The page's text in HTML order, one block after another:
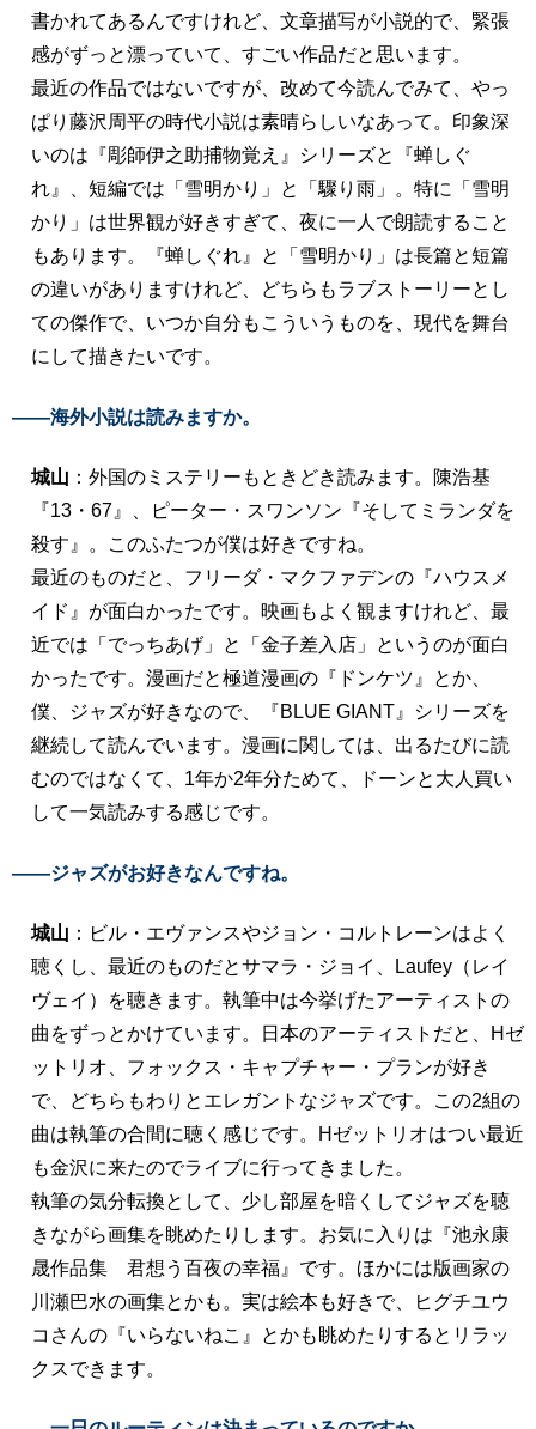
書かれてあるんですけれど、文章描写が小説的で、緊張
感がずっと漂っていて、すごい作品だと思います。
最近の作品ではないですが、改めて今読んでみて、やっ
ぱり藤沢周平の時代小説は素晴らしいなあって。印象深
いのは『彫師伊之助捕物覚え』シリーズと『蝉しぐ
れ』、短編では「雪明かり」と「驟り雨」。特に「雪明
かり」は世界観が好きすぎて、夜に一人で朗読すること
もあります。『蝉しぐれ』と「雪明かり」は長篇と短篇
の違いがありますけれど、どちらもラブストーリーとし
ての傑作で、いつか自分もこういうものを、現代を舞台
にして描きたいです。
――海外小説は読みますか。
城山 ：外国のミステリーもときどき読みます。陳浩基
『13・67』、ピーター・スワンソン『そしてミランダを
殺す』。このふたつが僕は好きですね。
最近のものだと、フリーダ・マクファデンの『ハウスメ
イド』が面白かったです。映画もよく観ますけれど、最
近では「でっちあげ」と「金子差入店」というのが面白
かったです。漫画だと極道漫画の『ドンケツ』とか、
僕、ジャズが好きなので、『BLUE GIANT』シリーズを
継続して読んでいます。漫画に関しては、出るたびに読
むのではなくて、1年か2年分ためて、ドーンと大人買い
して一気読みする感じです。
――ジャズがお好きなんですね。
城山 ：ビル・エヴァンスやジョン・コルトレーンはよく
聴くし、最近のものだとサマラ・ジョイ、Laufey（レイ
ヴェイ）を聴きます。執筆中は今挙げたアーティストの
曲をずっとかけています。日本のアーティストだと、Hゼ
ットリオ、フォックス・キャプチャー・プランが好き
で、どちらもわりとエレガントなジャズです。この2組の
曲は執筆の合間に聴く感じです。Hゼットリオはつい最近
も金沢に来たのでライブに行ってきました。
執筆の気分転換として、少し部屋を暗くしてジャズを聴
きながら画集を眺めたりします。お気に入りは『池永康
晟作品集 君想う百夜の幸福』です。ほかには版画家の
川瀬巴水の画集とかも。実は絵本も好きで、ヒグチユウ
コさんの『いらないねこ』とかも眺めたりするとリラッ
クスできます。